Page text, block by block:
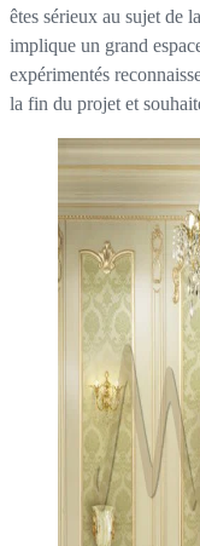
êtes sérieux au sujet de
implique un grand
expérimentés
la fin du projet et